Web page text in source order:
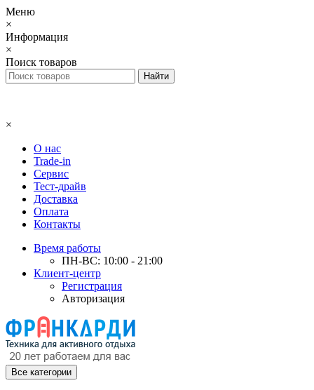
Меню
×
Информация
×
Поиск товаров
×
О нас
Trade-in
Сервис
Тест-драйв
Доставка
Оплата
Контакты
Время работы
ПН-ВС: 10:00 - 21:00
Клиент-центр
Регистрация
Авторизация
Все категории